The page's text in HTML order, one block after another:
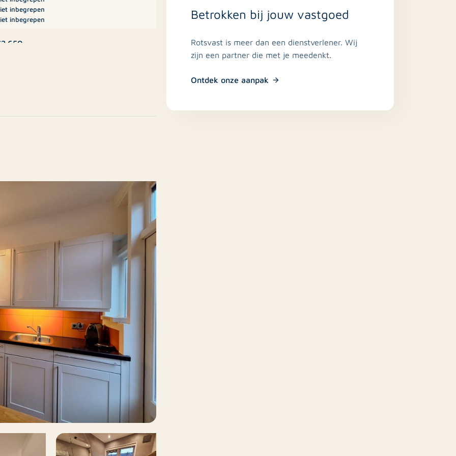
inbegrepen
inbegrepen
m²
parkeren
overleg
Betrokken bij jouw vastgoed
Rotsvast is meer dan een dienstverlener. Wij
zijn een partner die met je meedenkt.
Ontdek onze aanpak